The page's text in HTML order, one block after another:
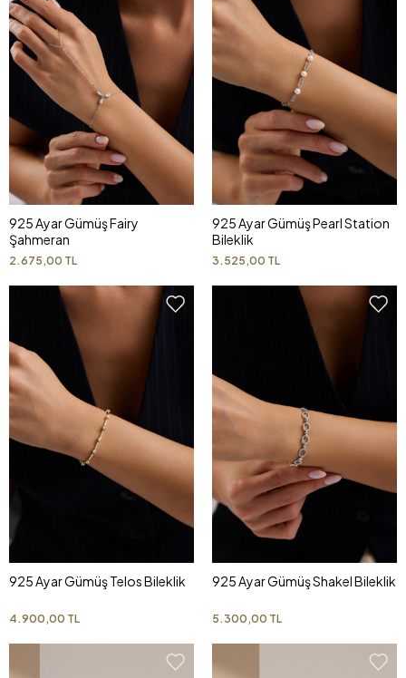
925 Ayar Gümüş Fairy
Şahmeran
2.675,00 TL
925 Ayar Gümüş Pearl Station
Bileklik
3.525,00 TL
925 Ayar Gümüş Telos Bileklik
4.900,00 TL
925 Ayar Gümüş Shakel Bileklik
5.300,00 TL